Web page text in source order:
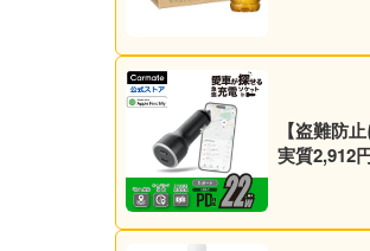
【盗難防
実質2,912